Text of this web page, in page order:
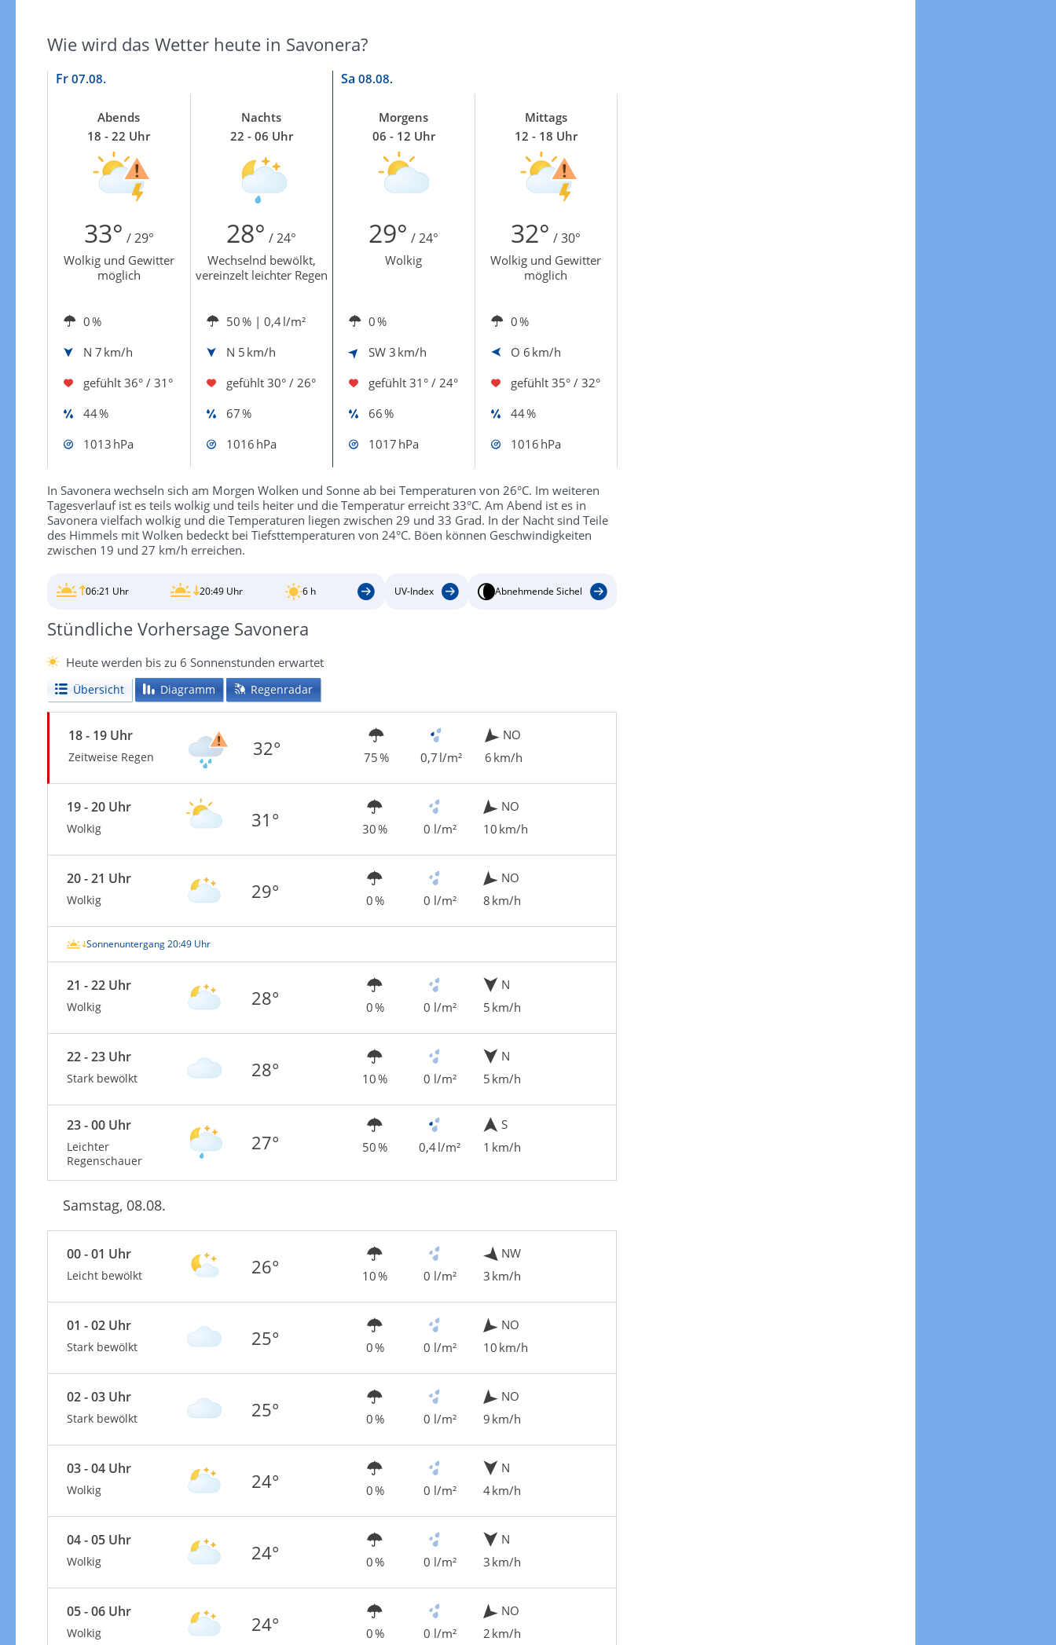
Wie wird das Wetter heute in Savonera?
Fr 07.08. Sa 08.08.
Abends
18 - 22 Uhr
Nachts
22 - 06 Uhr
Morgens
06 - 12 Uhr
Mittags
12 - 18 Uhr
33° / 29° 28° / 24° 29° / 24° 32° / 30°
Wolkig und Gewitter
möglich
Wechselnd bewölkt,
vereinzelt leichter Regen
Wolkig
Wolkig und Gewitter
möglich
0 % 50 % | 0,4 l/m² 0 %
0 %
N 7 km/h N 5 km/h SW 3 km/h O 6 km/h
gefühlt 36° / 31° gefühlt 30° / 26° gefühlt 31° / 24° gefühlt 35° / 32°
44 %
67 % 66 %
44 %
1013 hPa
1016 hPa 1017 hPa 1016 hPa
In Savonera wechseln sich am Morgen Wolken und Sonne ab bei Temperaturen von 26°C. Im weiteren
Tagesverlauf ist es teils wolkig und teils heiter und die Temperatur erreicht 33°C. Am Abend ist es in
Savonera vielfach wolkig und die Temperaturen liegen zwischen 29 und 33 Grad. In der Nacht sind Teile
des Himmels mit Wolken bedeckt bei Tiefsttemperaturen von 24°C. Böen können Geschwindigkeiten
zwischen 19 und 27 km/h erreichen.
06:21 Uhr 20:49 Uhr 6 h UV-Index Abnehmende Sichel
Stündliche Vorhersage Savonera
Heute werden bis zu 6 Sonnenstunden erwartet
Übersicht Diagramm Regenradar
18 - 19 Uhr
Zeitweise Regen 32° 75 % 0,7 l/m²
NO
6 km/h
19 - 20 Uhr
Wolkig 31° 30 % 0 l/m²
NO
10 km/h
20 - 21 Uhr
Wolkig 29° 0 % 0 l/m²
NO
8 km/h
Sonnenuntergang 20:49 Uhr
21 - 22 Uhr
Wolkig 28° 0 % 0 l/m²
N
5 km/h
22 - 23 Uhr
Stark bewölkt 28° 10 % 0 l/m²
N
5 km/h
23 - 00 Uhr
Leichter
Regenschauer
27° 50 % 0,4 l/m²
S
1 km/h
Samstag, 08.08.
00 - 01 Uhr
Leicht bewölkt 26° 10 % 0 l/m²
NW
3 km/h
01 - 02 Uhr
Stark bewölkt 25° 0 % 0 l/m²
NO
10 km/h
02 - 03 Uhr
Stark bewölkt 25° 0 % 0 l/m²
NO
9 km/h
03 - 04 Uhr
Wolkig 24° 0 % 0 l/m²
N
4 km/h
04 - 05 Uhr
Wolkig 24° 0 % 0 l/m²
N
3 km/h
05 - 06 Uhr
Wolkig 24° 0 % 0 l/m²
NO
2 km/h